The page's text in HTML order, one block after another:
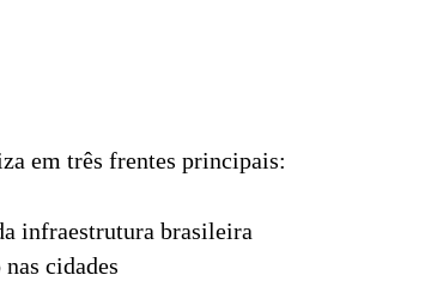
em três frentes principais:
infraestrutura brasileira
cidades